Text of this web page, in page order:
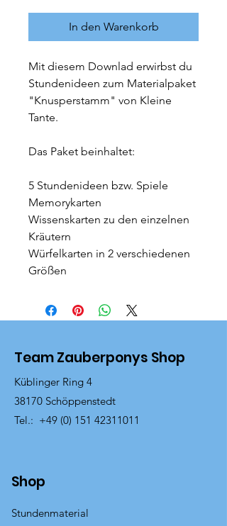
In den Warenkorb
Mit diesem Downlad erwirbst du
Stundenideen zum Materialpaket
"Knusperstamm" von Kleine
Tante.
Das Paket beinhaltet:
5 Stundenideen bzw. Spiele
Memorykarten
Wissenskarten zu den einzelnen
Kräutern
Würfelkarten in 2 verschiedenen
Größen
Team Zauberponys Shop
Küblinger Ring 4
38170 Schöppenstedt
Tel.: +49 (0) 151 42311011
Shop
Stundenmaterial